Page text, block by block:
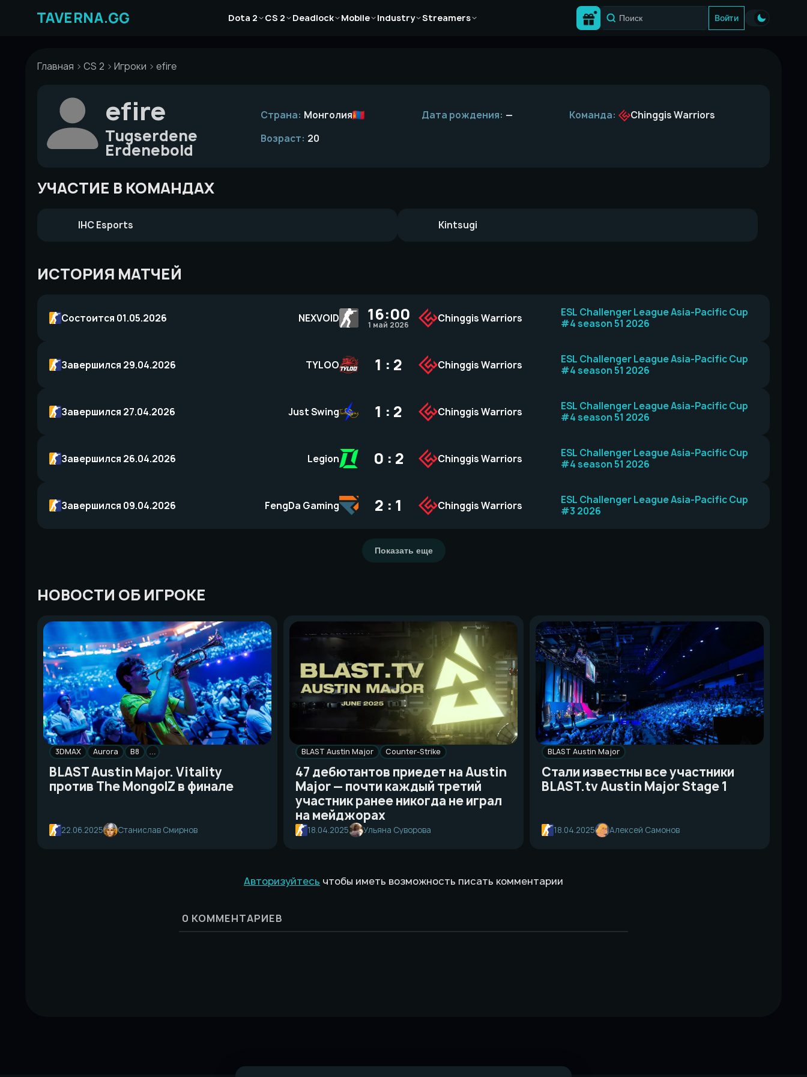
Dota 2
Статьи CS 2
СтатьиDeadlock
Статьи
Mobile
Статьи Industry
Статьи
Streamers
Статьи
Войти
Главная CS 2 Игроки efire
efire
Tugserdene
Erdenebold
Страна: Монголия Дата рождения: — Команда:
Chinggis Warriors
Возраст: 20
УЧАСТИЕ В КОМАНДАХ
IHC Esports Kintsugi
ИСТОРИЯ МАТЧЕЙ
Состоится 01.05.2026 NEXVOID 16:00
1 май 2026
Chinggis Warriors
ESL Challenger League Asia-Pacific Cup
#4 season 51 2026
Завершился 29.04.2026 TYLOO 1 : 2 Chinggis Warriors
ESL Challenger League Asia-Pacific Cup
#4 season 51 2026
Завершился 27.04.2026 Just Swing 1 : 2 Chinggis Warriors
ESL Challenger League Asia-Pacific Cup
#4 season 51 2026
Завершился 26.04.2026 Legion 0 : 2 Chinggis Warriors
ESL Challenger League Asia-Pacific Cup
#4 season 51 2026
Завершился 09.04.2026 FengDa Gaming 2 : 1 Chinggis Warriors
ESL Challenger League Asia-Pacific Cup
#3 2026
Показать еще
НОВОСТИ ОБ ИГРОКЕ
3DMAX Aurora B8 …
BLAST Austin Major. Vitality
против The MongolZ в финале
22.06.2025 Станислав Смирнов
BLAST Austin Major Counter-Strike
47 дебютантов приедет на Austin
Major — почти каждый третий
участник ранее никогда не играл
на мейджорах
18.04.2025 Ульяна Суворова
BLAST Austin Major
Стали известны все участники
BLAST.tv Austin Major Stage 1
18.04.2025 Алексей Самонов
Авторизуйтесь чтобы иметь возможность писать комментарии
0 КОММЕНТАРИЕВ